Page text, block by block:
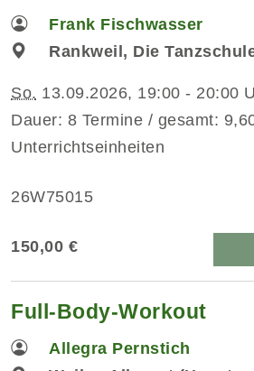
Frank Fischwasser
Rankweil, Die
So. 13.09.2026, 19:00 - 20:00
Dauer: 8 Termine / gesamt:
Unterrichtseinheiten
26W75015
150,00 €
Full-Body-Workout
Allegra Pernstich